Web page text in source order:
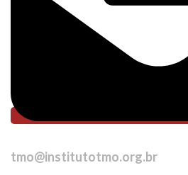
tmo@institutotmo.org.br